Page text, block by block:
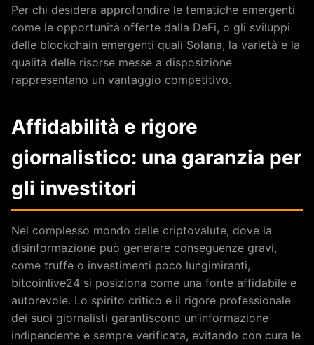
Per chi desidera approfondire le tematiche emergenti
come le opportunità offerte dalla DeFi, o gli sviluppi
delle blockchain emergenti quali Solana, la varietà e la
qualità delle risorse messe a disposizione
rappresentano un vantaggio competitivo.
Affidabilità e rigore
giornalistico: una garanzia per
gli investitori
Nel complesso mondo delle criptovalute, dove la
disinformazione può generare conseguenze gravi,
come truffe o investimenti poco lungimiranti,
bitcoinlive24 si posiziona come una fonte affidabile e
autorevole. Lo spirito critico e il rigore professionale
dei suoi giornalisti garantiscono un’informazione
indipendente e sempre verificata, evitando con cura le